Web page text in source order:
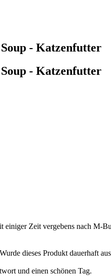
- Katzenfutter
- Katzenfutter
einiger Zeit vergebens nach M-
dieses Produkt dauerhaft
und einen schönen Tag.